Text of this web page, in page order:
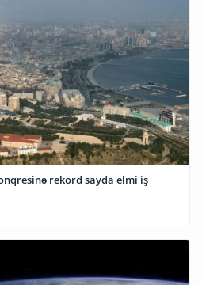
rekord sayda elmi iş